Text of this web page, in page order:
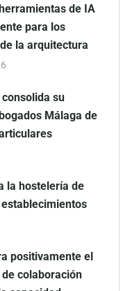
de IA
para los
la arquitectura
su
Málaga de
la hostelería de
positivamente el
colaboración